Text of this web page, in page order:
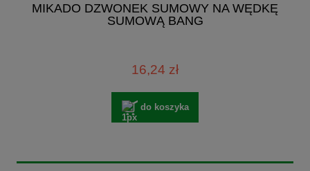
MIKADO DZWONEK SUMOWY NA WĘDKĘ
SUMOWĄ BANG
16,24 zł
do koszyka